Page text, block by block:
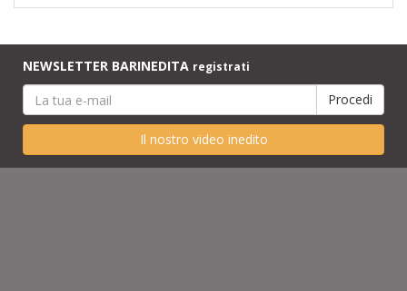
NEWSLETTER BARINEDITA registrati
Il nostro video inedito